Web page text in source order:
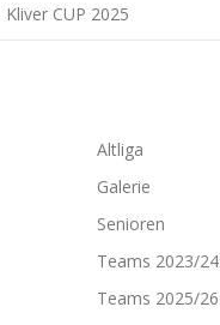
CUP 2025
Altliga
Galerie
Senioren
Teams 2023/24
Teams 2025/26